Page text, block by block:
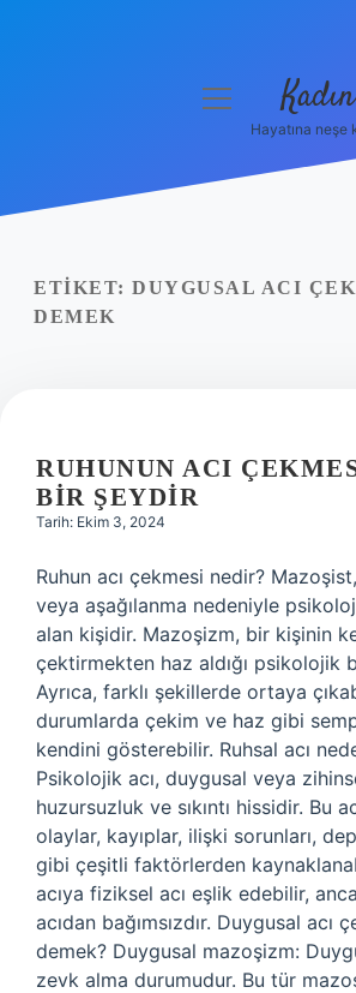
Yasal Uyarı
menüyü
Hayatına neşe
ETIKET: DUYGUSAL ACI
DEMEK
RUHUNUN ACI
BIR ŞEYDIR
Tarih: Ekim 3, 2024
Ruhun acı çekmesi nedir?
veya aşağılanma nedeniyle
alan kişidir. Mazoşizm, bir kişinin
çektirmekten haz aldığı psikolojik
Ayrıca, farklı şekillerde ortaya
durumlarda çekim ve haz gibi
kendini gösterebilir. Ruhsal acı
Psikolojik acı, duygusal veya
huzursuzluk ve sıkıntı hissidir. Bu
olaylar, kayıplar, ilişki sorunları,
gibi çeşitli faktörlerden
acıya fiziksel acı eşlik edebilir,
acıdan bağımsızdır. Duygusal acı
demek? Duygusal mazoşizm:
zevk alma durumudur. Bu tür